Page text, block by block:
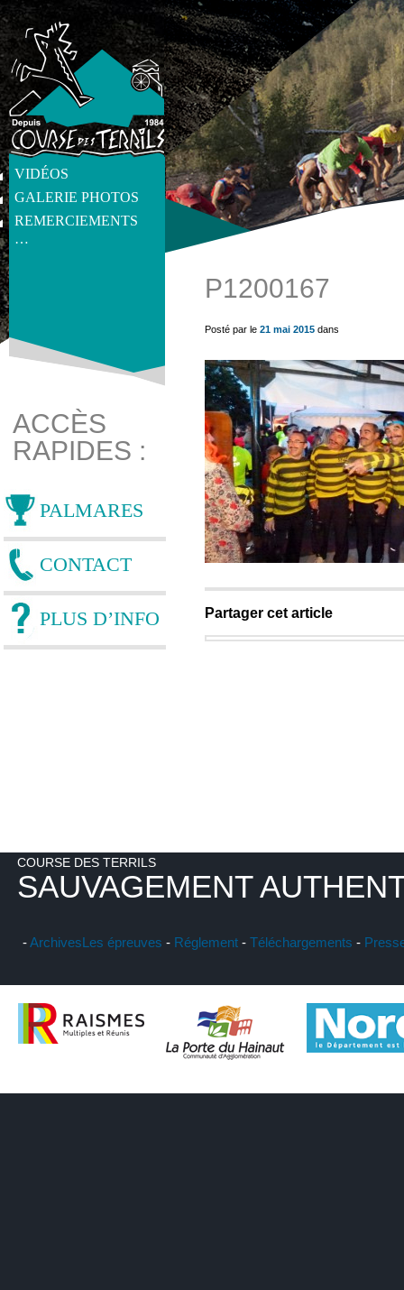
VIDÉOS
GALERIE PHOTOS
REMERCIEMENTS
…
get_post_meta(get_the_ID(), 'thumb', true) ?>
ACCÈS
RAPIDES :
PALMARES
CONTACT
PLUS D’INFO
P1200167
Posté par le 21 mai 2015 dans
Partager cet article
COURSE DES TERRILS
SAUVAGEMENT
-ArchivesLes épreuves - Réglement - Téléchargements -